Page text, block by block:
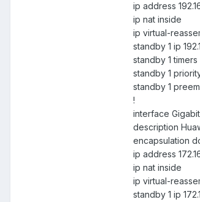
ip address
ip nat inside
ip virtual-
standby 1 ip
standby 1
standby 1
standby 1
!
interface
description
encapsulation
ip address
ip nat inside
ip virtual-
standby 1 ip